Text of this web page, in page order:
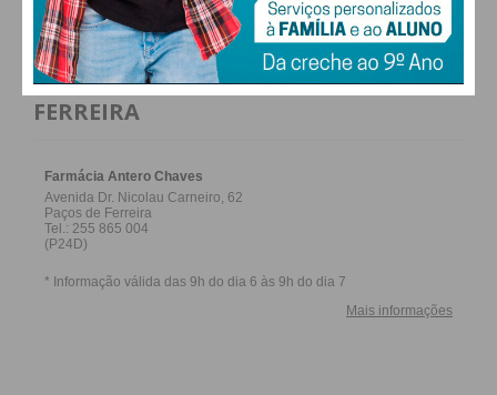
FARMACIAS DE SERVIÇO EM PAÇOS DE
FERREIRA